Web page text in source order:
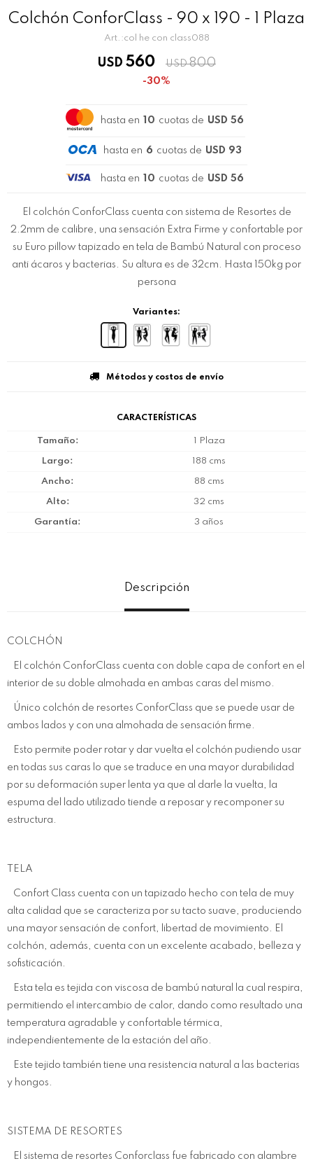
Colchón ConforClass - 90 x 190 - 1 Plaza
col he con class088
USD 560 USD 800
30
hasta en 10 cuotas de USD 56
hasta en 6 cuotas de USD 93
hasta en 10 cuotas de USD 56
El colchón ConforClass cuenta con sistema de Resortes de
2.2mm de calibre, una sensación Extra Firme y confortable por
su Euro pillow tapizado en tela de Bambú Natural con proceso
anti ácaros y bacterias. Su altura es de 32cm. Hasta 150kg por
persona
Variantes:
Métodos y costos de envío
CARACTERÍSTICAS
Tamaño 1 Plaza
Largo 188 cms
Ancho 88 cms
Alto 32 cms
Garantía 3 años
Descripción
COLCHÓN
El colchón ConforClass cuenta con doble capa de confort en el
interior de su doble almohada en ambas caras del mismo.
Único colchón de resortes ConforClass que se puede usar de
ambos lados y con una almohada de sensación firme.
Esto permite poder rotar y dar vuelta el colchón pudiendo usar
en todas sus caras lo que se traduce en una mayor durabilidad
por su deformación super lenta ya que al darle la vuelta, la
espuma del lado utilizado tiende a reposar y recomponer su
estructura.
TELA
Confort Class cuenta con un tapizado hecho con tela de muy
alta calidad que se caracteriza por su tacto suave, produciendo
una mayor sensación de confort, libertad de movimiento. El
colchón, además, cuenta con un excelente acabado, belleza y
sofisticación.
Esta tela es tejida con viscosa de bambú natural la cual respira,
permitiendo el intercambio de calor, dando como resultado una
temperatura agradable y confortable térmica,
independientemente de la estación del año.
Este tejido también tiene una resistencia natural a las bacterias
y hongos.
SISTEMA DE RESORTES
El sistema de resortes Conforclass fue fabricado con alambre